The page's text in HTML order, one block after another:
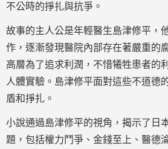
不公時的掙扎與抗爭。
故事的主人公是年輕醫生島津修平，
作，逐漸發現醫院內部存在著嚴重的
高層為了追求利潤，不惜犧牲患者的
人體實驗。島津修平面對這些不道德
盾和掙扎。
小說通過島津修平的視角，揭示了日
題，包括權力鬥爭、金錢至上、醫德